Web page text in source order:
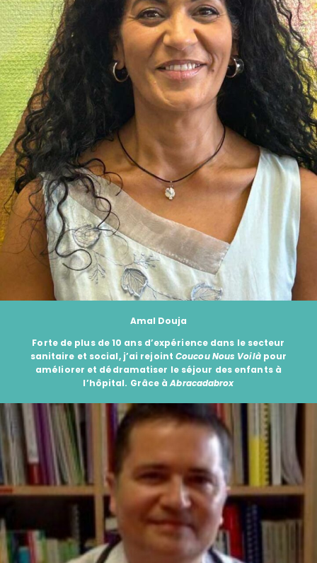
Amal Douja
Forte de plus de 10 ans d’expérience dans le secteur
sanitaire et social, j’ai rejointCoucou Nous Voilàpour
améliorer et dédramatiser le séjour des enfants à
l’hôpital. Grâce àAbracadabrox